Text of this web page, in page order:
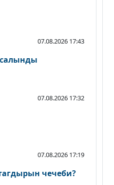
07.08.2026 17:43
07.08.2026 17:32
07.08.2026 17:19
чечеби?